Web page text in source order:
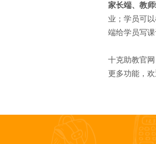
家长端、教
业；学员可
端给学员写课
十克助教官
更多功能，